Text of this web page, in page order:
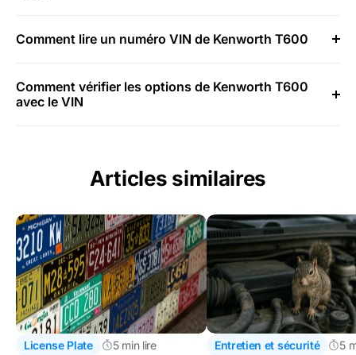
Comment lire un numéro VIN de Kenworth T600
Comment vérifier les options de Kenworth T600
avec le VIN
Articles similaires
License Plate 5 min lire Entretien et sécurité 5